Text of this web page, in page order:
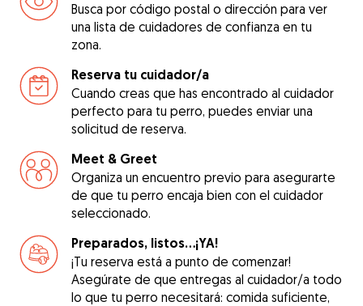
Busca por código postal o dirección para ver
una lista de cuidadores de confianza en tu
zona.
Reserva tu cuidador/a
Cuando creas que has encontrado al cuidador
perfecto para tu perro, puedes enviar una
solicitud de reserva.
Meet & Greet
Organiza un encuentro previo para asegurarte
de que tu perro encaja bien con el cuidador
seleccionado.
Preparados, listos...¡YA!
¡Tu reserva está a punto de comenzar!
Asegúrate de que entregas al cuidador/a todo
lo que tu perro necesitará: comida suficiente,